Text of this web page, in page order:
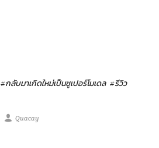
#กลับมาเกิดใหม่เป็นซูเปอร์โมเดล #รีวิว
Quacay